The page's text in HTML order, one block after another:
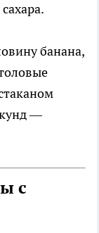
банана,
—
с